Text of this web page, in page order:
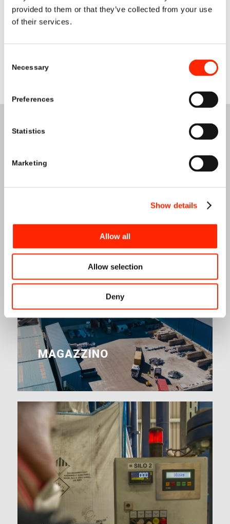
provided to them or that they’ve collected from your use
of their services.
Selection
Necessary
Preferences
Statistics
Marketing
Show details
Allow all
Allow selection
Deny
MAGAZZINO